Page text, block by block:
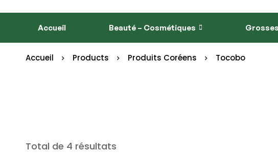
Accueil Beauté – Cosmétiques
Accueil Products Produits Coréens Tocobo
Total de 4 résultats